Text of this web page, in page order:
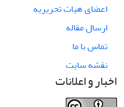
اعضای هیات تحریریه
ارسال مقاله
تماس با ما
نقشه سایت
اخبار و اعلانات